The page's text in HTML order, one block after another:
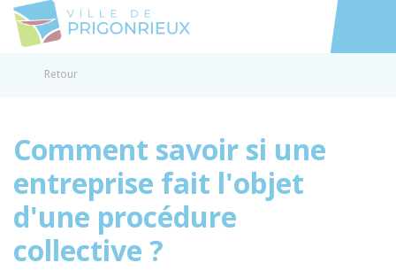
Accéder
Retour
Comment savoir si une
entreprise fait l'objet
d'une procédure
collective ?